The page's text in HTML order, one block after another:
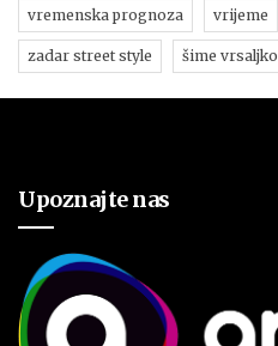
vremenska prognoza vrijeme
zadar street style šime vrsaljko
Upoznajte nas